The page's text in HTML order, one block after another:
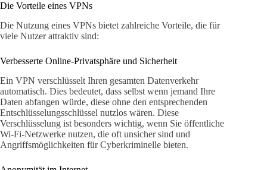
Die Vorteile eines VPNs
Die Nutzung eines VPNs bietet zahlreiche Vorteile, die für
viele Nutzer attraktiv sind:
Verbesserte Online-Privatsphäre und Sicherheit
Ein VPN verschlüsselt Ihren gesamten Datenverkehr
automatisch. Dies bedeutet, dass selbst wenn jemand Ihre
Daten abfangen würde, diese ohne den entsprechenden
Entschlüsselungsschlüssel nutzlos wären. Diese
Verschlüsselung ist besonders wichtig, wenn Sie öffentliche
Wi-Fi-Netzwerke nutzen, die oft unsicher sind und
Angriffsmöglichkeiten für Cyberkriminelle bieten.